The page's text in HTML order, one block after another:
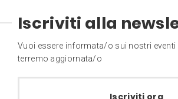
Iscriviti alla
Vuoi essere informata/o sui nostri eventi
terremo aggiornata/o
Iscriviti ora